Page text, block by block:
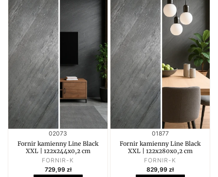
Kod produktu
02073
Fornir kamienny Line Black
XXL | 122x244x0,2 cm
PRODUCENT
FORNIR-K
Cena
729,99 zł
Kod produktu
01877
Fornir kamienny Line Black
XXL | 122x280x0,2 cm
PRODUCENT
FORNIR-K
Cena
829,99 zł